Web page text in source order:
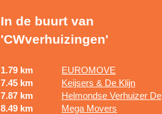
In de buurt van
'CWverhuizingen'
1.79 km
EUROMOVE
7.45 km
Keijsers & De Klijn
7.87 km
Helmondse Verhuizer De
8.49 km
Mega Movers